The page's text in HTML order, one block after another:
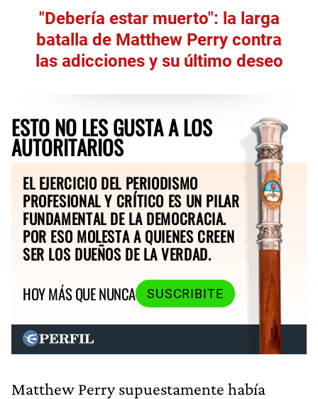
"Debería estar muerto": la larga
batalla de Matthew Perry contra
las adicciones y su último deseo
ESTO NO LES GUSTA A LOS
AUTORITARIOS
EL EJERCICIO DEL PERIODISMO
PROFESIONAL Y CRÍTICO ES UN PILAR
FUNDAMENTAL DE LA DEMOCRACIA.
POR ESO MOLESTA A QUIENES CREEN
SER LOS DUEÑOS DE LA VERDAD.
HOY MÁS QUE NUNCA
SUSCRIBITE
Matthew Perry supuestamente había